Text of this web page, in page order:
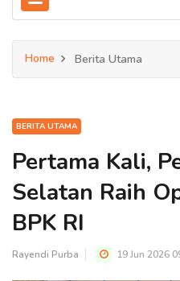
Home Berita Utama
BERITA UTAMA
Pertama Kali,
Selatan Raih
BPK RI
Rayendi Purba 19 Jun 2026